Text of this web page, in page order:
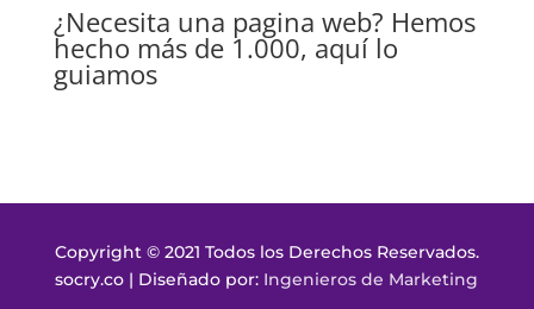
¿Necesita una pagina web? Hemos
hecho más de 1.000, aquí lo
guiamos
Copyright © 2021 Todos los Derechos Reservados.
socry.co | Diseñado por: Ingenieros de Marketing